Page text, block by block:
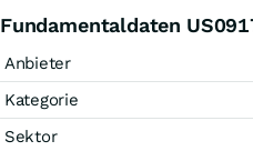
Fundamentaldaten
Anbieter
Kategorie
Sektor